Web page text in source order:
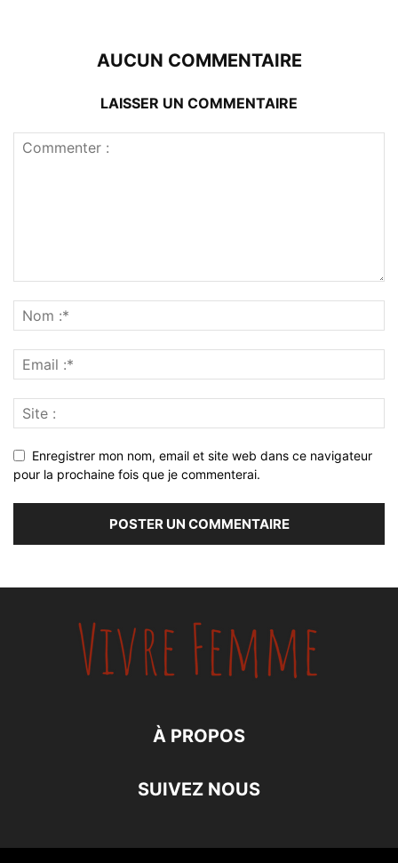
AUCUN COMMENTAIRE
LAISSER UN COMMENTAIRE
Enregistrer mon nom, email et site web dans ce navigateur
pour la prochaine fois que je commenterai.
À PROPOS
SUIVEZ NOUS